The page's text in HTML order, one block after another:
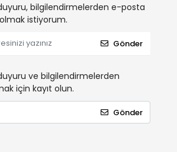
bilgilendirmelerden e-posta
istiyorum.
Gönder
ve bilgilendirmelerden
için kayıt olun.
Gönder